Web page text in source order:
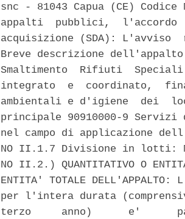
snc - 81043 Capua (CE)
appalti  pubblici,  l'accordo
acquisizione (SDA):
Breve descrizione
Smaltimento  Rifiuti
integrato  e  coordinato,
ambientali e d'igiene  dei
principale 90910000-9
nel campo di applicazione
NO II.1.7 Divisione in lotti:
NO II.2.) QUANTITATIVO O
ENTITA' TOTALE
per l'intera durata
terzo     anno)      e'